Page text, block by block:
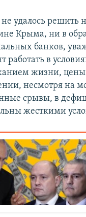
не удалось
Крыма, ни в
банков,
работать в
жизни, цены
несмотря на
срывы, в
жесткими